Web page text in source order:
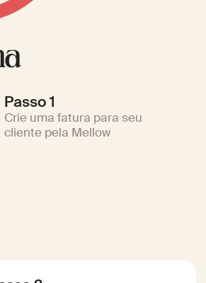
Passo 1
Crie uma fatura para seu
cliente pela Mellow